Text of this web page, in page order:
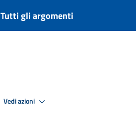
Tutti gli argomenti
Vedi azioni